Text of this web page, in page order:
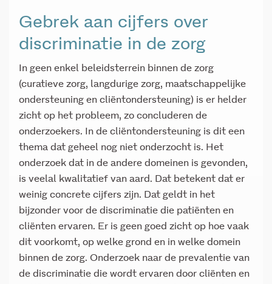
Gebrek aan cijfers over
discriminatie in de zorg
In geen enkel beleidsterrein binnen de zorg
(curatieve zorg, langdurige zorg, maatschappelijke
ondersteuning en cliëntondersteuning) is er helder
zicht op het probleem, zo concluderen de
onderzoekers. In de cliëntondersteuning is dit een
thema dat geheel nog niet onderzocht is. Het
onderzoek dat in de andere domeinen is gevonden,
is veelal kwalitatief van aard. Dat betekent dat er
weinig concrete cijfers zijn. Dat geldt in het
bijzonder voor de discriminatie die patiënten en
cliënten ervaren. Er is geen goed zicht op hoe vaak
dit voorkomt, op welke grond en in welke domein
binnen de zorg. Onderzoek naar de prevalentie van
de discriminatie die wordt ervaren door cliënten en